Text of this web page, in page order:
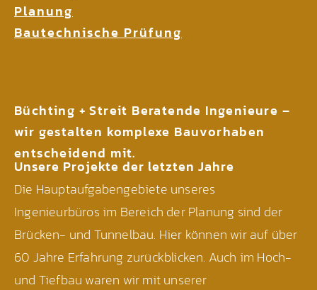
Planung
Bautechnische Prüfung
Büchting + Streit Beratende Ingenieure –
wir gestalten komplexe Bauvorhaben
entscheidend mit.
Unsere Projekte der letzten Jahre
Die Hauptaufgabengebiete unseres
Ingenieurbüros im Bereich der Planung sind der
Brücken- und Tunnelbau. Hier können wir auf über
60 Jahre Erfahrung zurückblicken. Auch im Hoch-
und Tiefbau waren wir mit unserer